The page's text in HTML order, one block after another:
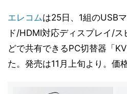
エレコムは25日、1組のUSB
ド/HDMI対応ディスプレイ/
どで共有できるPC切替器「
た。発売は11月上旬より。価